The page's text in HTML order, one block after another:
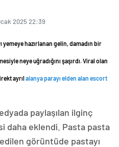
2025 22:39
hazırlanan gelin, damadın bir
neye uğradığını şaşırdı. Viral olan
ayrılalanya parayı elden alan escort
paylaşılan ilginç
daha eklendi. Pasta pasta
görüntüde pastayı